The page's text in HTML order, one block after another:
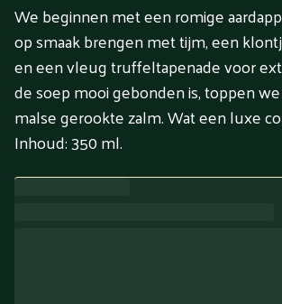
We beginnen met een romige
op smaak brengen met tijm, een
en een vleug truffeltapenade voor
de soep mooi gebonden is, toppen
malse gerookte zalm. Wat een luxe
Inhoud: 350 ml.